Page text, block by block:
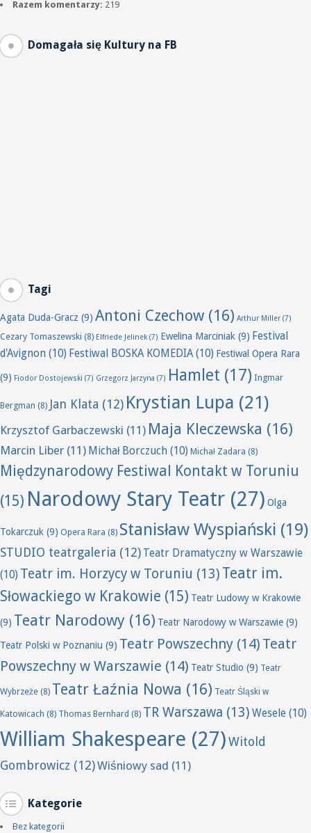
Razem komentarzy: 219
Domagała się Kultury na FB
Tagi
Agata Duda-Gracz (9) Antoni Czechow (16) Arthur Miller (7)
Cezary Tomaszewski (8) Elfriede Jelinek(7) Ewelina Marciniak (9) Festival
d'Avignon (10) Festiwal BOSKA KOMEDIA(10) Festiwal Opera Rara
(9) Fiodor Dostojewski (7) Grzegorz Jarzyna (7) Hamlet (17) Ingmar
Bergman (8) Jan Klata (12) Krystian Lupa (21)
Krzysztof Garbaczewski (11) Maja Kleczewska (16)
Marcin Liber (11) Michał Borczuch (10) Michał Zadara (8)
Międzynarodowy Festiwal Kontakt w Toruniu
(15) Narodowy Stary Teatr (27) Olga
Tokarczuk (9) Opera Rara (8) Stanisław Wyspiański (19)
STUDIO teatrgaleria (12) Teatr Dramatyczny w Warszawie
(10) Teatr im. Horzycy w Toruniu (13) Teatr im.
Słowackiego w Krakowie (15) Teatr Ludowy w Krakowie
(9) Teatr Narodowy (16) Teatr Narodowy w Warszawie (9)
Teatr Polski w Poznaniu (9) Teatr Powszechny (14) Teatr
Powszechny w Warszawie (14) Teatr Studio (9) Teatr
Wybrzeże (8) Teatr Łaźnia Nowa (16) Teatr Śląski w
Katowicach (8) Thomas Bernhard (8) TR Warszawa (13) Wesele (10)
William Shakespeare (27)Witold
Gombrowicz (12)Wiśniowy sad (11)
Kategorie
Bez kategorii